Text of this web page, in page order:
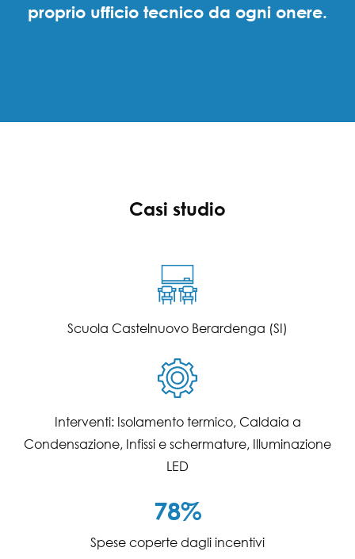
proprio ufficio tecnico da ogni onere.
Casi studio
Scuola Castelnuovo Berardenga (SI)
Interventi: Isolamento termico, Caldaia a
Condensazione, Infissi e schermature, Illuminazione
LED
87%
Spese coperte dagli incentivi